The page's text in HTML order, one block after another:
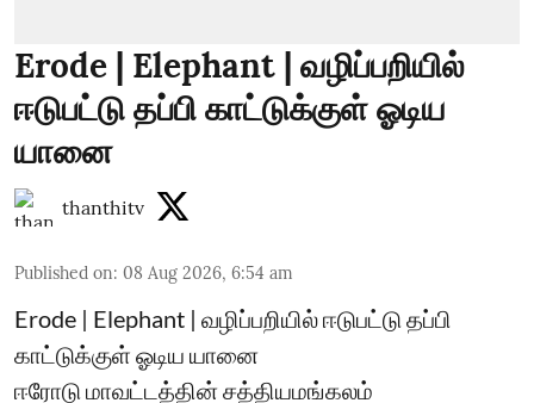
Erode | Elephant | வழிப்பறியில்
ஈடுபட்டு தப்பி காட்டுக்குள் ஓடிய
யானை
thanthitv
Published on: 08 Aug 2026, 6:54 am
Erode | Elephant | வழிப்பறியில் ஈடுபட்டு தப்பி
காட்டுக்குள் ஓடிய யானை
ஈரோடு மாவட்டத்தின் சத்தியமங்கலம்